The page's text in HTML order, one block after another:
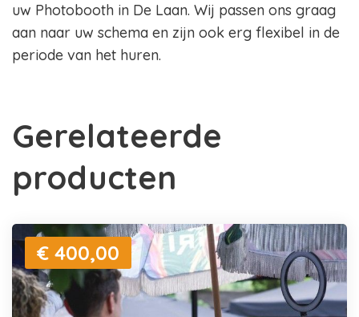
uw Photobooth in De Laan. Wij passen ons graag
aan naar uw schema en zijn ook erg flexibel in de
periode van het huren.
Gerelateerde
producten
€ 400,00